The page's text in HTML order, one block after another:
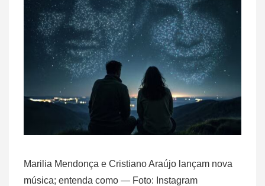
Marilia Mendonça e Cristiano Araújo lançam nova
música; entenda como — Foto: Instagram